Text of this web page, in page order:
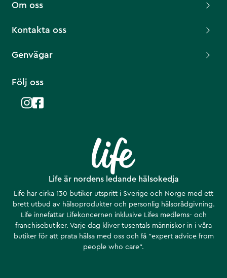
Life är nordens ledande hälsokedja
Life har cirka 130 butiker utspritt i Sverige och Norge med ett
brett utbud av hälsoprodukter och personlig hälsorådgivning.
Life innefattar Lifekoncernen inklusive Lifes medlems- och
franchisebutiker. Varje dag kliver tusentals människor in i våra
butiker för att prata hälsa med oss och få ”expert advice from
people who care”.
Om oss
Kontakta oss
Genvägar
Följ oss